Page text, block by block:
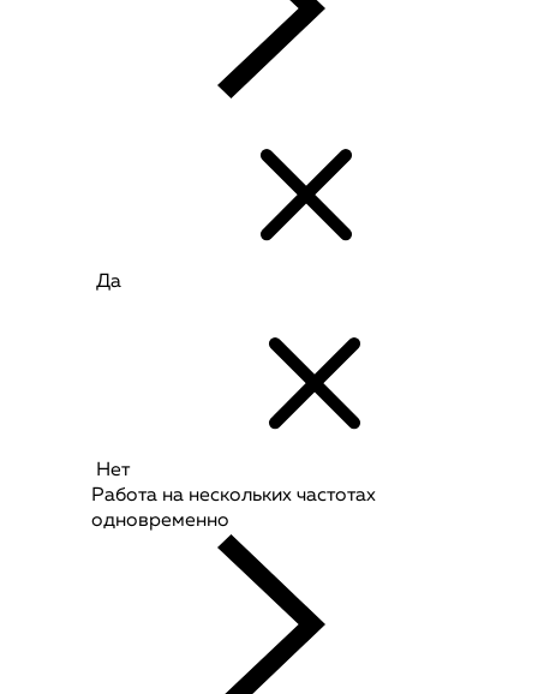
Да
Нет
Работа на нескольких частотах
одновременно